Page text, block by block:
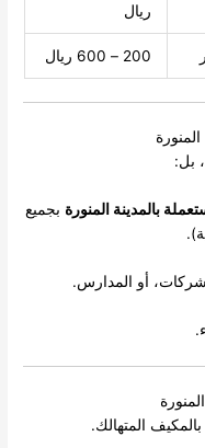
ريال
200 – 600 ريال
بل:
بالمدينة المنورة بجميع
أو المدارس.
المتهالك.